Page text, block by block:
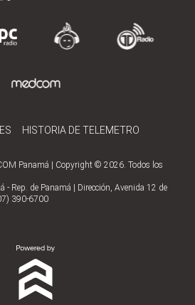
HISTORIA DE TELEMETRO
Panamá | Copyright © 2026. Todos los
Rep. de Panamá | Dirección, Avenida 12 de
390-6700